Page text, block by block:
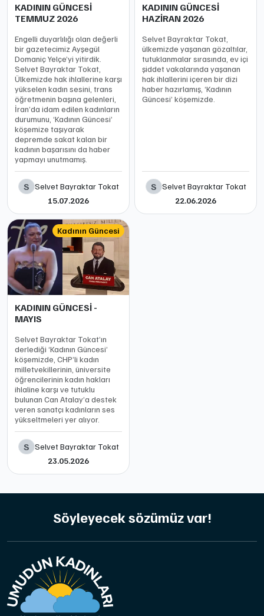
KADININ GÜNCESİ
TEMMUZ 2026
Engelli duyarlılığı olan değerli
bir gazetecimiz Ayşegül
Domaniç Yelçe’yi yitirdik.
Selvet Bayraktar Tokat,
Ülkemizde hak ihlallerine karşı
yükselen kadın sesini, trans
öğretmenin başına gelenleri,
İran’da idam edilen kadınların
durumunu, ‘Kadının Güncesi’
köşemize taşıyarak
depremde sakat kalan bir
kadının başarısını da haber
yapmayı unutmamış.
S Selvet Bayraktar Tokat
15.07.2026
KADININ GÜNCESİ
HAZİRAN 2026
Selvet Bayraktar Tokat,
ülkemizde yaşanan gözaltılar,
tutuklanmalar sırasında, ev içi
şiddet vakalarında yaşanan
hak ihlallerini içeren bir dizi
haber hazırlamış, ‘Kadının
Güncesi’ köşemizde.
S Selvet Bayraktar Tokat
22.06.2026
Kadının Güncesi
KADININ GÜNCESİ -
MAYIS
Selvet Bayraktar Tokat’ın
derlediği ‘Kadının Güncesi’
köşemizde, CHP’li kadın
milletvekillerinin, üniversite
öğrencilerinin kadın hakları
ihlaline karşı ve tutuklu
bulunan Can Atalay’a destek
veren sanatçı kadınların ses
yükseltmeleri yer alıyor.
S Selvet Bayraktar Tokat
23.05.2026
Söyleyecek sözümüz var!